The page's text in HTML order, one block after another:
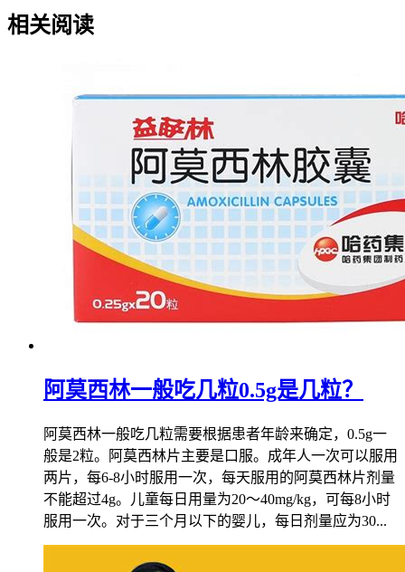
相关阅读
阿莫西林一般吃几粒0.5g是几粒？
阿莫西林一般吃几粒需要根据患者年龄来确定，0.5g一
般是2粒。阿莫西林片主要是口服。成年人一次可以服用
两片，每6-8小时服用一次，每天服用的阿莫西林片剂量
不能超过4g。儿童每日用量为20～40mg/kg，可每8小时
服用一次。对于三个月以下的婴儿，每日剂量应为30...